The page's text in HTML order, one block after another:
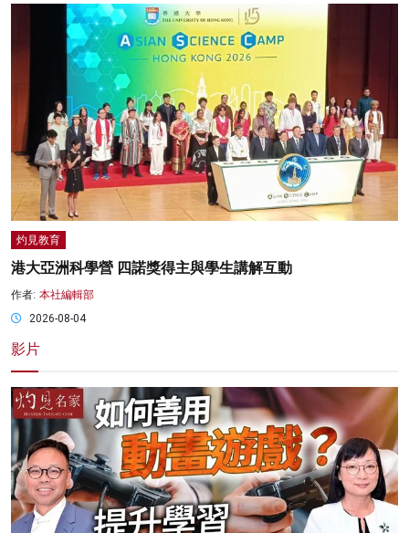
灼見教育
港大亞洲科學營 四諾獎得主與學生講解互動
作者: 本社編輯部
2026-08-04
影片